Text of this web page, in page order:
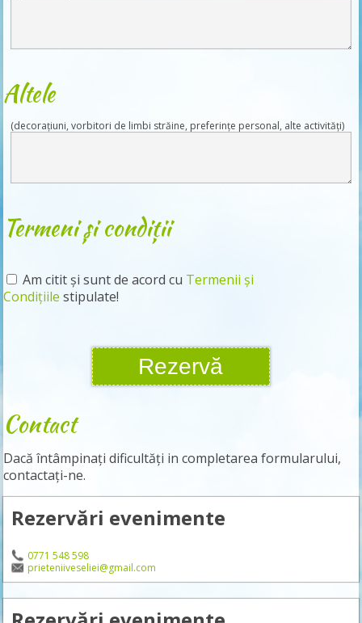
Altele
(decorațiuni, vorbitori de limbi străine, preferințe personal, alte activități)
Termeni și condiții
Am citit și sunt de acord cu Termenii și
Condițiile stipulate!
Contact
Dacă întâmpinați dificultăți in completarea formularului,
contactați-ne.
Rezervări evenimente
0771 548 598
prieteniiveseliei@gmail.com